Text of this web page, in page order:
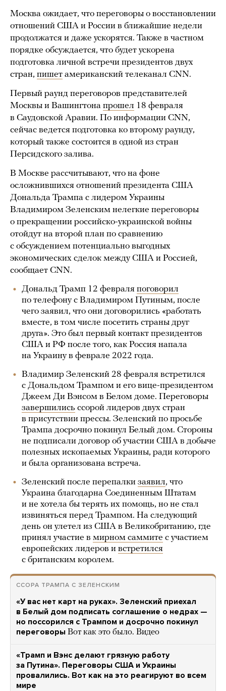
Москва ожидает, что переговоры о восстановлении
отношений США и России в ближайшие недели
продолжатся и даже ускорятся. Также в частном
порядке обсуждается, что будет ускорена
подготовка личной встречи президентов двух
стран, пишет американский телеканал CNN.
Первый раунд переговоров представителей
Москвы и Вашингтона прошел 18 февраля
в Саудовской Аравии. По информации CNN,
сейчас ведется подготовка ко второму раунду,
который также состоится в одной из стран
Персидского залива.
В Москве рассчитывают, что на фоне
осложнившихся отношений президента США
Дональда Трампа с лидером Украины
Владимиром Зеленским нелегкие переговоры
о прекращении российско-украинской войны
отойдут на второй план по сравнению
с обсуждением потенциально выгодных
экономических сделок между США и Россией,
сообщает CNN.
Дональд Трамп 12 февраля поговорил
по телефону с Владимиром Путиным, после
чего заявил, что они договорились «работать
вместе, в том числе посетить страны друг
друга». Это был первый контакт президентов
США и РФ после того, как Россия напала
на Украину в феврале 2022 года.
Владимир Зеленский 28 февраля встретился
с Дональдом Трампом и его вице-президентом
Джеем Ди Вэнсом в Белом доме. Переговоры
завершились ссорой лидеров двух стран
в присутствии прессы. Зеленский по просьбе
Трампа досрочно покинул Белый дом. Стороны
не подписали договор об участии США в добыче
полезных ископаемых Украины, ради которого
и была организована встреча.
Зеленский после перепалки заявил, что
Украина благодарна Соединенным Штатам
и не хотела бы терять их помощь, но не стал
извиняться перед Трампом. На следующий
день он улетел из США в Великобританию, где
принял участие в мирном саммите с участием
европейских лидеров и встретился
с британским королем.
ССОРА ТРАМПА С ЗЕЛЕНСКИМ
«У вас нет карт на руках». Зеленский приехал
в Белый дом подписать соглашение о недрах —
но поссорился с Трампом и досрочно покинул
переговоры Вот как это было. Видео
«Трамп и Вэнс делают грязную работу
за Путина». Переговоры США и Украины
провалились. Вот как на это реагируют во всем
мире